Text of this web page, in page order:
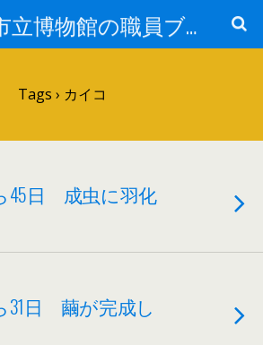
相模原市立博物館の職員ブログ
Tags › カイコ
45日 成虫に羽化
31日 繭が完成し